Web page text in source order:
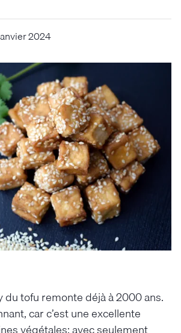
2024
du tofu remonte déjà à 2000 ans.
car c’est une excellente